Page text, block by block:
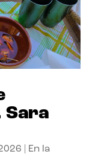
Sara
En la